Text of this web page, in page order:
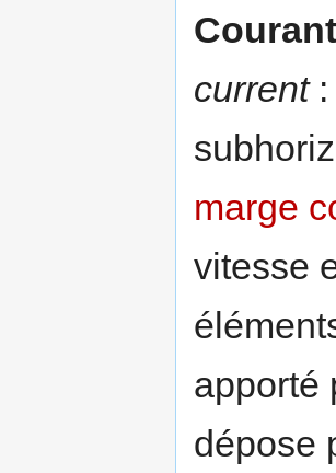
current:
marge
vitesse
apporté
dépose